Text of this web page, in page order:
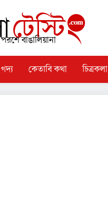
বাঙালিয়ানা
কেতাবি কথা চিত্রকলা